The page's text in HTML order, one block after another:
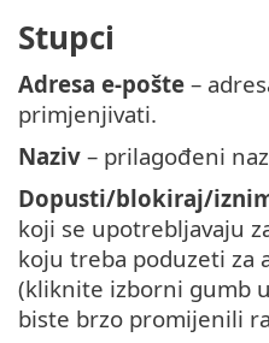
Stupci
Adresa e-pošte –
primjenjivati.
Naziv – prilagođeni
Dopusti/blokiraj/
koji se upotrebljavaju
koju treba poduzeti za
(kliknite izborni gumb
biste brzo promijenili